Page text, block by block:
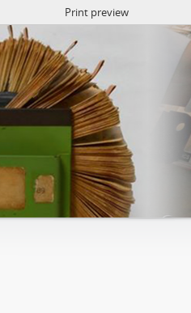
Print preview